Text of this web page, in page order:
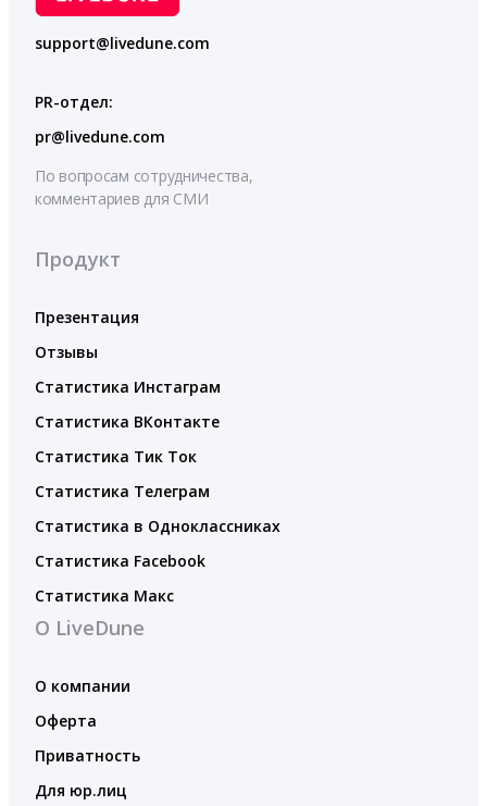
support@livedune.com
PR-отдел:
pr@livedune.com
По вопросам сотрудничества,
комментариев для СМИ
Продукт
Презентация
Отзывы
Статистика Инстаграм
Статистика ВКонтакте
Статистика Тик Ток
Статистика Телеграм
Статистика в Одноклассниках
Статистика Facebook
Статистика Макс
О LiveDune
О компании
Оферта
Приватность
Для юр.лиц